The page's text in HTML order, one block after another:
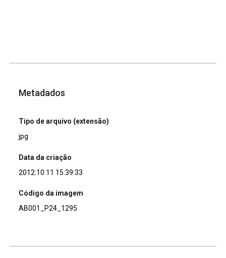
Metadados
Tipo de arquivo (extensão)
jpg
Data da criação
2012:10:11 15:39:33
Código da imagem
AB001_P24_1295